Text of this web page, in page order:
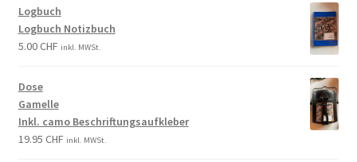
Logbuch
Logbuch Notizbuch
5.00CHF inkl. MWSt.
Dose
Gamelle
Inkl. camo Beschriftungsaufkleber
19.95 CHF inkl. MWSt.